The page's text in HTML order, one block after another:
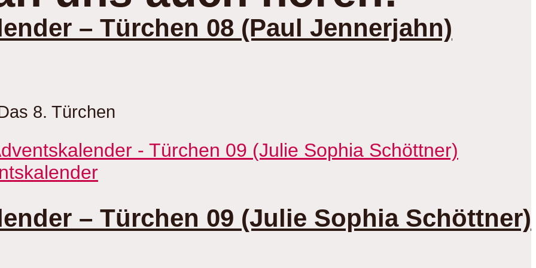
– Türchen 08 (Paul Jennerjahn)
8. Türchen
– Türchen 09 (Julie Sophia Schöttner)